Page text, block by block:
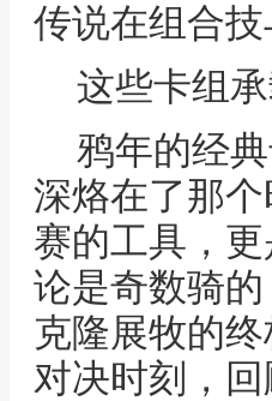
传说在组合
这些卡组
鸦年的经
深烙在了那
赛的工具，
论是奇数骑的
克隆展牧的
对决时刻，